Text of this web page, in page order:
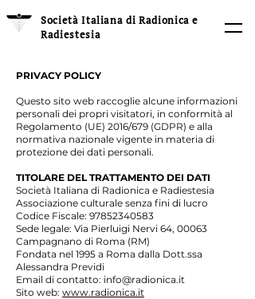
Società Italiana di Radionica e
Radiestesia
PRIVACY POLICY
Questo sito web raccoglie alcune informazioni
personali dei propri visitatori, in conformità al
Regolamento (UE) 2016/679 (GDPR) e alla
normativa nazionale vigente in materia di
protezione dei dati personali.
TITOLARE DEL TRATTAMENTO DEI DATI
Società Italiana di Radionica e Radiestesia
Associazione culturale senza fini di lucro
Codice Fiscale: 97852340583
Sede legale: Via Pierluigi Nervi 64, 00063
Campagnano di Roma (RM)
Fondata nel 1995 a Roma dalla Dott.ssa
Alessandra Previdi
Email di contatto: info@radionica.it
Sito web: www.radionica.it